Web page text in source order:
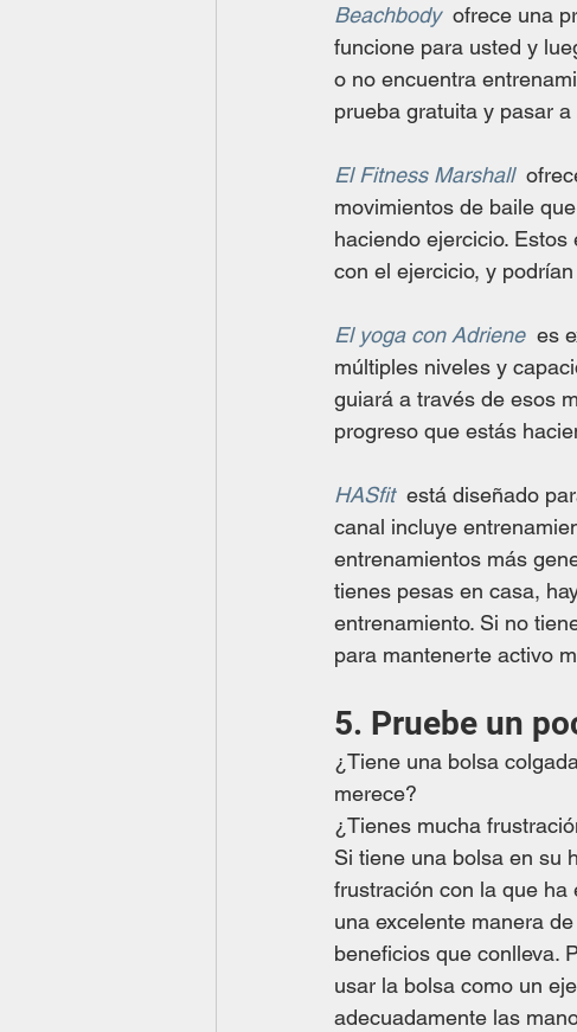
Beachbody ofrece una
funcione para usted y
o no encuentra
prueba gratuita y pasar
El Fitness Marshall
movimientos de baile
haciendo ejercicio.
con el ejercicio, y
El yoga con Adriene es
múltiples niveles y
guiará a través de esos
progreso que estás
HASfit
está diseñado
canal incluye
entrenamientos más
tienes pesas en casa,
entrenamiento. Si no
para mantenerte activo
5. Pruebe un
¿Tiene una bolsa
merece?
¿Tienes mucha
Si tiene una bolsa en su
frustración con la que ha
una excelente manera
beneficios que conlleva.
usar la bolsa como un
adecuadamente las